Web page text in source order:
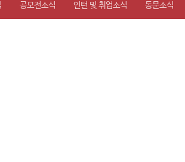
공모전소식 인턴 및 취업소식 동문소식